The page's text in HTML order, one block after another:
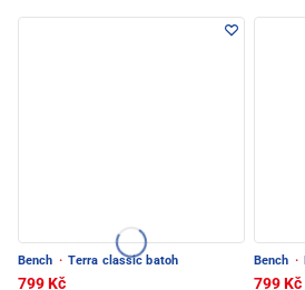
Bench · Terra classic batoh
799 Kč
Bench ·
799 Kč